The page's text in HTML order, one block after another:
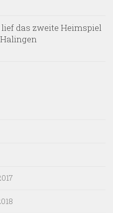
das zweite Heimspiel